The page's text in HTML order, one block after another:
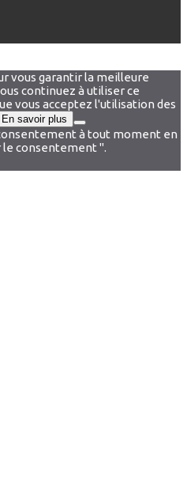
vous garantir la meilleure
continuez à utiliser ce
vous acceptez l'utilisation des
En savoir plus
à tout moment en
consentement ".